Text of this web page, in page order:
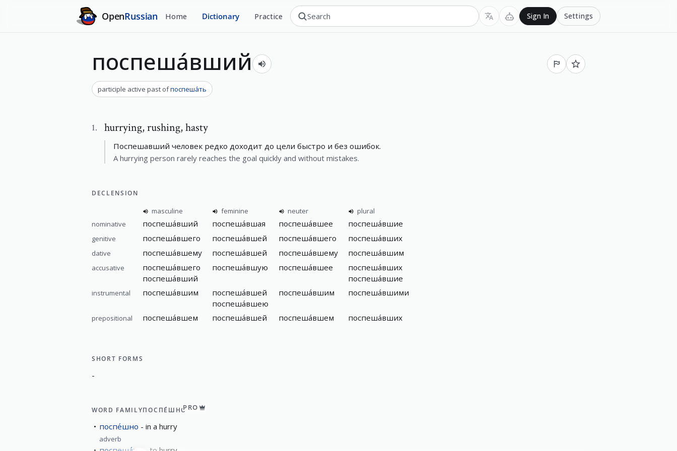
OpenRussian Home Dictionary Practice Sign In Settings
поспеша́вший
participle active past ofпоспеша́ть
1. hurrying,rushing, hasty
Поспешавший человек редко доходит до цели быстро и без ошибок.
A hurrying person rarely reaches the goal quickly and without mistakes.
DECLENSION
masculine feminine neuter
plural
nominative
поспеша́вший поспеша́вшая поспеша́вшее поспеша́вшие
genitive поспеша́вшего поспеша́вшей поспеша́вшего поспеша́вших
dative поспеша́вшему поспеша́вшей поспеша́вшему поспеша́вшим
accusative
поспеша́вшего
поспеша́вший
поспеша́вшую поспеша́вшее
поспеша́вших
поспеша́вшие
instrumental поспеша́вшим
поспеша́вшей
поспеша́вшею
поспеша́вшим поспеша́вшими
prepositional поспеша́вшем поспеша́вшей поспеша́вшем поспеша́вших
SHORT FORMS
-
WORD FAMILYПОСПЕ́ШНОPRO
поспе́шно in a hurry
adverb